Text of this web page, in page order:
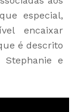
especial,
encaixar
é descrito
e